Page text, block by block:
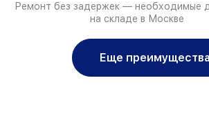
Ремонт без задержек — необходимые
на складе в Москве
Еще преимущества